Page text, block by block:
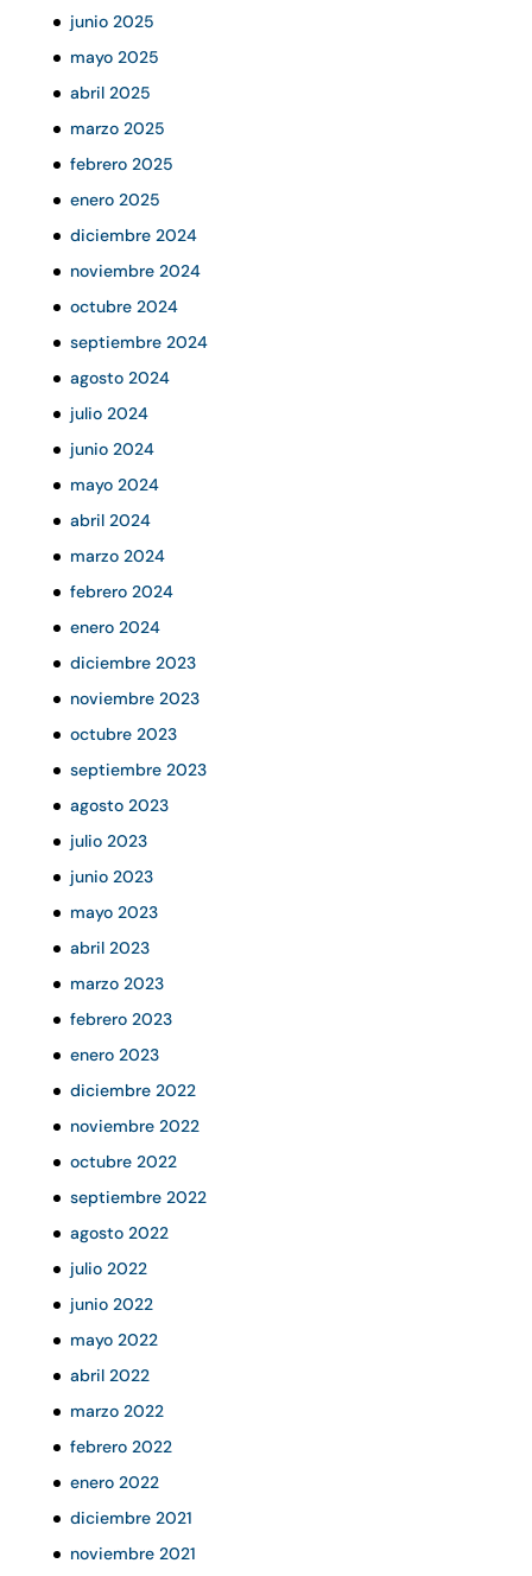
junio 2025
mayo 2025
abril 2025
marzo 2025
febrero 2025
enero 2025
diciembre 2024
noviembre 2024
octubre 2024
septiembre 2024
agosto 2024
julio 2024
junio 2024
mayo 2024
abril 2024
marzo 2024
febrero 2024
enero 2024
diciembre 2023
noviembre 2023
octubre 2023
septiembre 2023
agosto 2023
julio 2023
junio 2023
mayo 2023
abril 2023
marzo 2023
febrero 2023
enero 2023
diciembre 2022
noviembre 2022
octubre 2022
septiembre 2022
agosto 2022
julio 2022
junio 2022
mayo 2022
abril 2022
marzo 2022
febrero 2022
enero 2022
diciembre 2021
noviembre 2021